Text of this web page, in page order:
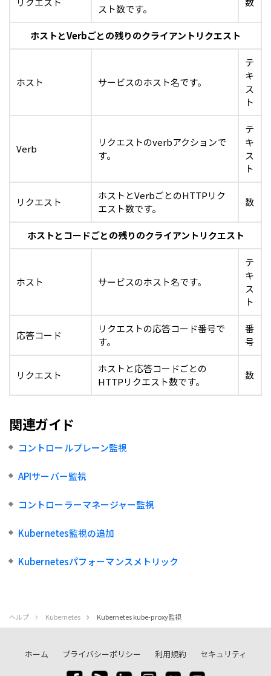
スト数です。
ホストとVerbごとの残りのクライアントリクエスト
ホスト サービスのホスト名です。
テ
キ
ス
ト
Verb
リクエストのverbアクションで
す。
テ
キ
ス
ト
リクエスト
ホストとVerbごとのHTTPリク
エスト数です。
数
ホストとコードごとの残りのクライアントリクエスト
ホスト サービスのホスト名です。
テ
キ
ス
ト
応答コード
リクエストの応答コード番号で
す。
番
号
リクエスト
ホストと応答コードごとの
HTTPリクエスト数です。
数
関連ガイド
コントロールプレーン監視
APIサーバー監視
コントローラーマネージャー監視
Kubernetes監視の追加
Kubernetesパフォーマンスメトリック
ヘルプ Kubernetes Kubernetes kube-proxy監視
ホーム プライバシーポリシー 利用規約 セキュリティ